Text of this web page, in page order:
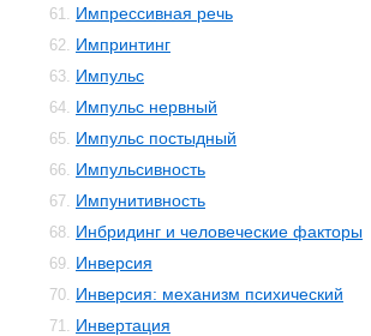
61. Импрессивная речь
62. Импринтинг
63. Импульс
64. Импульс нервный
65. Импульс постыдный
66. Импульсивность
67. Импунитивность
68. Инбридинг и человеческие факторы
69. Инверсия
70. Инверсия: механизм психический
71. Инвертация